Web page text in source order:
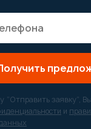
“Отправить заявку”,
и